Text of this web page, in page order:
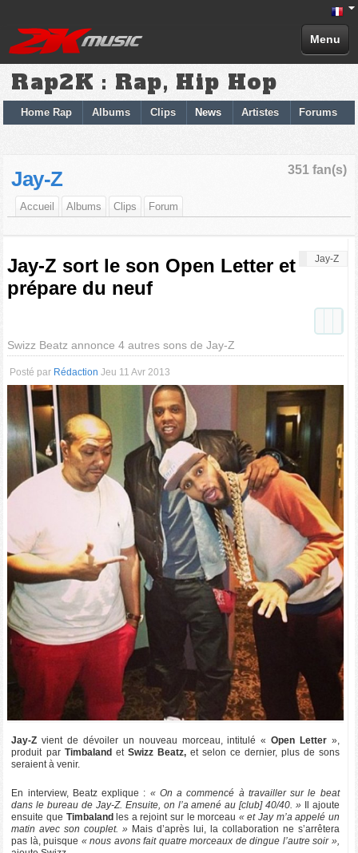
Menu
Rap2K : Rap, Hip Hop
Home Rap Albums Clips News Artistes Forums
351 fan(s)
Jay-Z
Accueil Albums Clips Forum
Jay-Z
Jay-Z sort le son Open Letter et
prépare du neuf
Swizz Beatz annonce 4 autres sons de Jay-Z
Posté par Rédaction Jeu 11 Avr 2013
Jay-Z vient de dévoiler un nouveau morceau, intitulé «Open Letter»,
produit par Timbaland et Swizz Beatz,et selon ce dernier, plus de sons
seraient à venir.
En interview, Beatz explique : « On a commencé à travailler sur le beat
dans le bureau de Jay-Z. Ensuite, on l’a amené au [club] 40/40. »Il ajoute
ensuite que Timbaland les a rejoint sur le morceau « et Jay m’a appelé un
matin avec son couplet. » Mais d’après lui, la collaboration ne s’arrêtera
pas là, puisque « nous avons fait quatre morceaux de dingue l’autre soir »,